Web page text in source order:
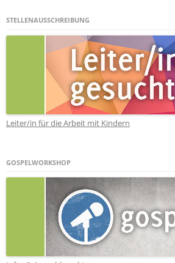
STELLENAUSSCHREIBUNG
Leiter/in für die Arbeit mit Kindern
GOSPELWORKSHOP